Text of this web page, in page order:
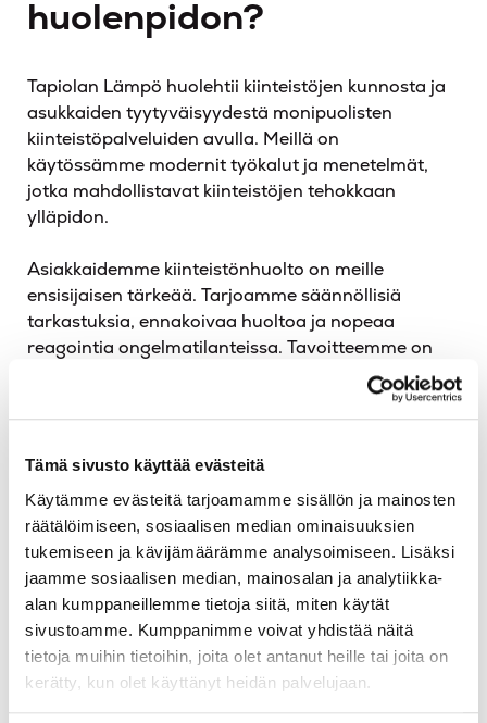
Tämä sivusto käyttää evästeitä
Käytämme evästeitä tarjoamamme sisällön ja mainosten
räätälöimiseen, sosiaalisen median ominaisuuksien
tukemiseen ja kävijämäärämme analysoimiseen. Lisäksi
jaamme sosiaalisen median, mainosalan ja analytiikka-
alan kumppaneillemme tietoja siitä, miten käytät
sivustoamme. Kumppanimme voivat yhdistää näitä
tietoja muihin tietoihin, joita olet antanut heille tai joita on
kerätty, kun olet käyttänyt heidän palvelujaan.
huolenpidon?
Tapiolan Lämpö huolehtii kiinteistöjen kunnosta ja
asukkaiden tyytyväisyydestä monipuolisten
kiinteistöpalveluiden avulla. Meillä on
käytössämme modernit työkalut ja menetelmät,
jotka mahdollistavat kiinteistöjen tehokkaan
ylläpidon.
Asiakkaidemme kiinteistönhuolto on meille
ensisijaisen tärkeää. Tarjoamme säännöllisiä
tarkastuksia, ennakoivaa huoltoa ja nopeaa
reagointia ongelmatilanteissa. Tavoitteemme on
varmistaa, että kiinteistöt pysyvät hyvässä
Miksi valita Tapiolan
Lämpö
isännöintikumppaniksi
Munkkiniemessä?
Valitsemalla Tapiolan Lämmön
isännöintikumppaniksi Munkkiniemessä saat